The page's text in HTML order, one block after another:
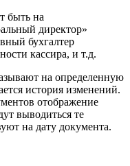
быть на
директор»
бухгалтер
кассира, и т.д.
на определенную
история изменений.
отображение
выводиться те
на дату документа.